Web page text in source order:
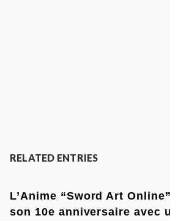
RELATED ENTRIES
L’Anime “Sword Art
son 10e anniversaire avec